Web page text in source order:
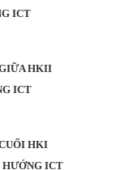
ICT
HKII
ICT
HKI
HƯỚNG ICT